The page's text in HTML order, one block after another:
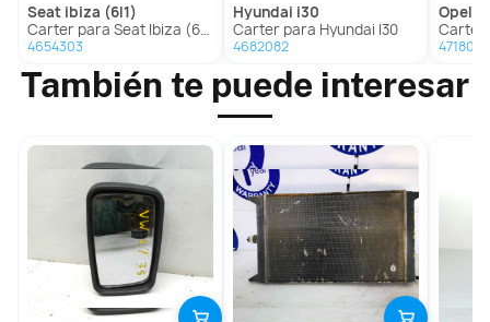
seat ibiza (6l1)
Carter para Seat Ibiza (6L1)
4654303
hyundai i30
Carter para Hyundai I30
4682082
opel
4718001
También te puede interesar